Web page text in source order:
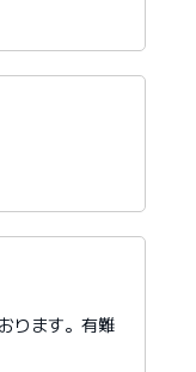
ります。有難